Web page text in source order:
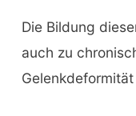
Die Bildung
auch zu